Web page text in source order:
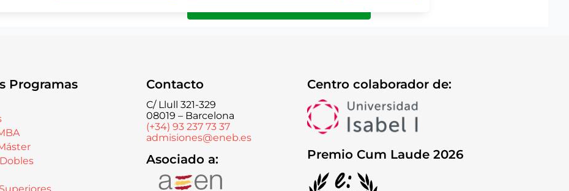
Programas Contacto
C/ Llull 321-329
08019 – Barcelona
(+34) 93 237 73 37
admisiones@eneb.es
Asociado a:
Centro colaborador de:
Premio Cum Laude 2026